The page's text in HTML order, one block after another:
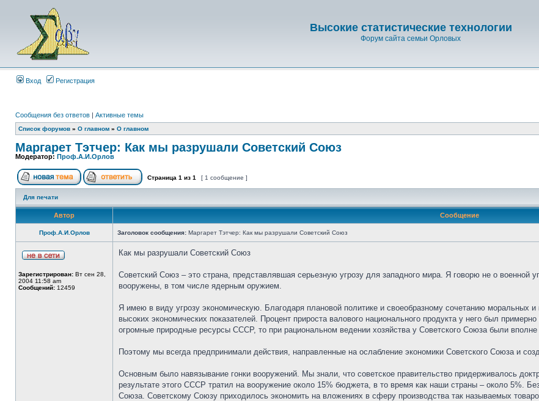
Высокие статистические технологии
Форум сайта семьи Орловых
Вход Регистрация
Сообщения без ответов | Активные темы
Список форумов » О главном » О главном
Маргарет Тэтчер: Как мы разрушали Советский Союз
Модератор: Проф.А.И.Орлов
Страница 1 из 1 [ 1 сообщение ]
Для печати
Автор Сообщение
Проф.А.И.Орлов Заголовок сообщения: Маргарет Тэтчер: Как мы разрушали Советский Союз
Зарегистрирован: Вт сен 28,
2004 11:58 am
Сообщений: 12459
Как мы разрушали Советский Союз
Советский Союз – это страна, представлявшая серьезную угрозу для западного мира. Я говорю не о
вооружены, в том числе ядерным оружием.
Я имею в виду угрозу экономическую. Благодаря плановой политике и своеобразному сочетанию моральных
высоких экономических показателей. Процент прироста валового национального продукта у него был
огромные природные ресурсы СССР, то при рациональном ведении хозяйства у Советского Союза были
Поэтому мы всегда предпринимали действия, направленные на ослабление экономики Советского Союза и
Основным было навязывание гонки вооружений. Мы знали, что советское правительство придерживалось
результате этого СССР тратил на вооружение около 15% бюджета, в то время как наши страны – около 5%.
Союза. Советскому Союзу приходилось экономить на вложениях в сферу производства так называемых